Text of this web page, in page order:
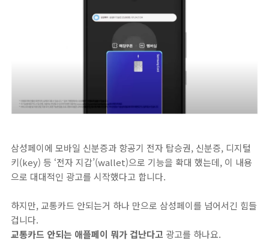
삼성페이에 모바일 신분증과 항공기 전자 탑승권, 신분증, 디지털
키(key) 등 ‘전자 지갑’(wallet)으로 기능을 확대 했는데, 이 내용
으로 대대적인 광고를 시작했다고 합니다.
하지만, 교통카드 안되는거 하나 만으로 삼성페이를 넘어서긴 힘들
겁니다.
교통카드 안되는 애플페이 뭐가 겁난다고 광고를 하나요.